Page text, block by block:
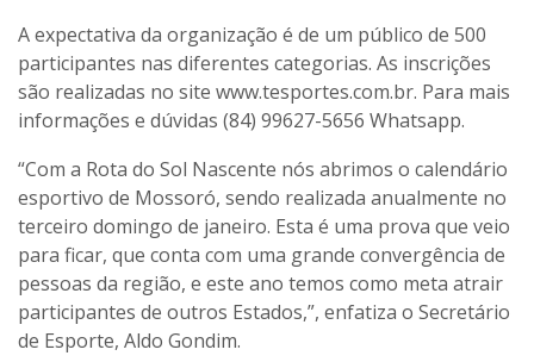
A expectativa da organização é de um público de 500
participantes nas diferentes categorias. As inscrições
são realizadas no site www.tesportes.com.br. Para mais
informações e dúvidas (84) 99627-5656 Whatsapp.
“Com a Rota do Sol Nascente nós abrimos o calendário
esportivo de Mossoró, sendo realizada anualmente no
terceiro domingo de janeiro. Esta é uma prova que veio
para ficar, que conta com uma grande convergência de
pessoas da região, e este ano temos como meta atrair
participantes de outros Estados,”, enfatiza o Secretário
de Esporte, Aldo Gondim.